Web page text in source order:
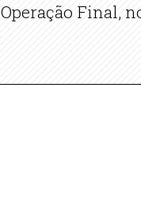
Operação Final,